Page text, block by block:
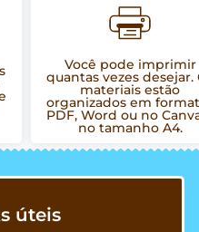
Você pode imprimir
quantas vezes desejar.
materiais estão
organizados em
PDF, Word ou no
no tamanho A4.
úteis